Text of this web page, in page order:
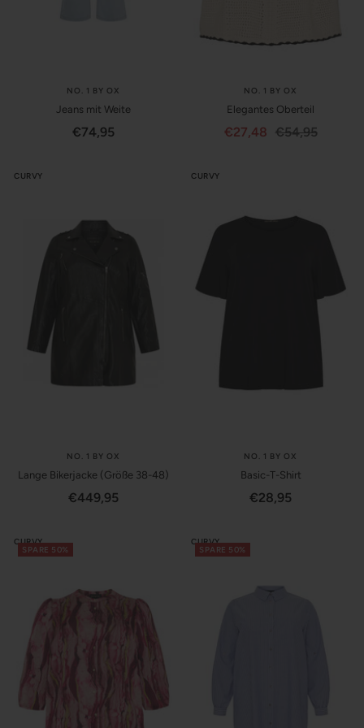
NO. 1 BY OX
Jeans mit Weite
Angebotspreis
€74,95
NO. 1 BY OX
Elegantes Oberteil
Angebotspreis
€27,48 Regulärer
€54,95
CURVY
NO. 1 BY OX
Lange Bikerjacke (Größe 38-48)
Angebotspreis
€449,95
CURVY
NO. 1 BY OX
Basic-T-Shirt
Angebotspreis
€28,95
SPARE 50%
CURVY
SPARE 50%
CURVY